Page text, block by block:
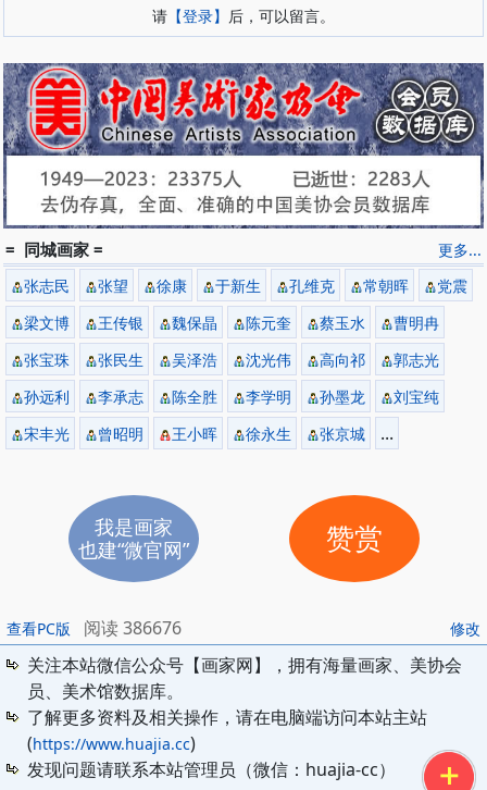
请 【登录】 后，可以留言。
更多...
= 同城画家 =
张志民 张望 徐康 于新生 孔维克 常朝晖
党震
梁文博
王传银 魏保晶 陈元奎 蔡玉水
曹明冉
张宝珠
张民生 吴泽浩 沈光伟 高向祁
郭志光
孙远利
李承志 陈全胜 李学明 孙墨龙
刘宝纯
宋丰光
曾昭明 王小晖 徐永生 张京城 ...
我是画家
也建“微官网”
赞赏
修改
查看PC版
阅读 386676
关注本站微信公众号【画家网】，拥有海量画家、美协会
员、美术馆数据库。
了解更多资料及相关操作，请在电脑端访问本站主站
(https://www.huajia.cc)
发现问题请联系本站管理员（微信：huajia-cc）